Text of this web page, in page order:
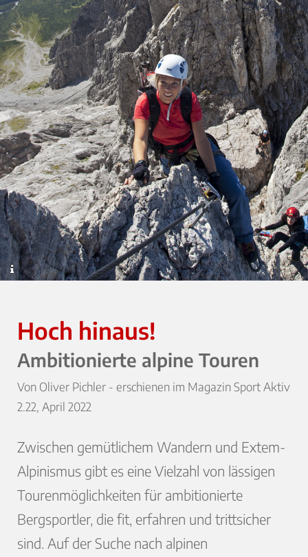
Hoch hinaus!
Ambitionierte alpine Touren
Von Oliver Pichler - erschienen im Magazin Sport Aktiv
2.22, April 2022
Zwischen gemütlichem Wandern und Extem-
Alpinismus gibt es eine Vielzahl von lässigen
Tourenmöglichkeiten für ambitionierte
Bergsportler, die fit, erfahren und trittsicher
sind. Auf der Suche nach alpinen